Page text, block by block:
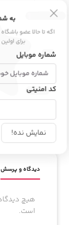
ماندگاری
مناسب
دیدگاه و پرسش
هیچ
است.
به
اگه تا حالا عضو
برای
شماره موبایل
کد امنیتی
نمایش نده!